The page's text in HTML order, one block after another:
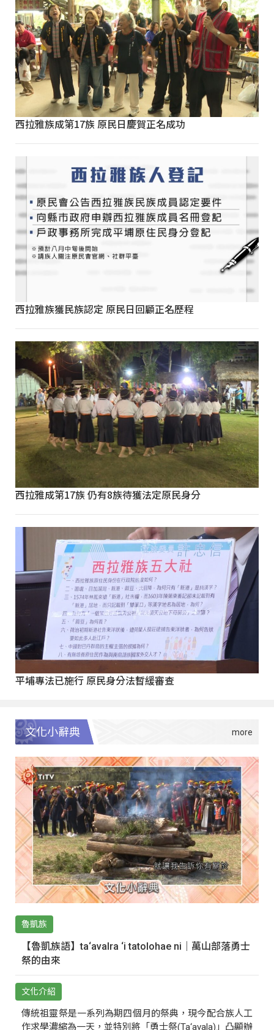
西拉雅族成第17族 原民日慶賀正名成功
西拉雅族獲民族認定 原民日回顧正名歷程
西拉雅成第17族 仍有8族待獲法定原民身分
平埔專法已施行 原民身分法暫緩審查
文化小辭典
魯凱族
【魯凱族語】ta‘avalra ‘i tatolohae ni｜萬山部落勇士
祭的由來
文化介紹
傳統祖靈祭是一系列為期四個月的祭典，現今配合族人工
作求學濃縮為一天，並特別將「勇士祭(Ta‘avala)」凸顯辦